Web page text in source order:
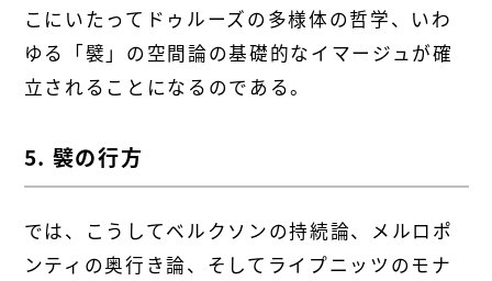
こにいたってドゥルーズの多様体の哲学、いわ
ゆる「襞」の空間論の基礎的なイマージュが確
立されることになるのである。
5. 襞の行方
では、こうしてベルクソンの持続論、メルロポ
ンティの奥行き論、そしてライプニッツのモナ